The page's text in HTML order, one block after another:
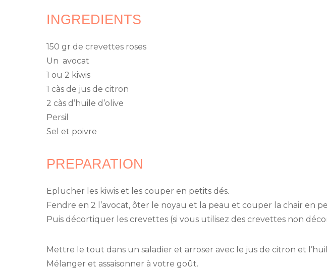
INGREDIENTS
150 gr de crevettes roses
Un avocat
1 ou 2 kiwis
1 càs de jus de citron
2 càs d’huile d’olive
Persil
Sel et poivre
PREPARATION
Eplucher les kiwis et les couper en petits dés.
Fendre en 2 l’avocat, ôter le noyau et la peau et couper la chair en
Puis décortiquer les crevettes (si vous utilisez des crevettes non
Mettre le tout dans un saladier et arroser avec le jus de citron et
Mélanger et assaisonner à votre goût.